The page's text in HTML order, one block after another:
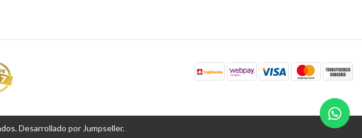
Desarrollado por Jumpseller.